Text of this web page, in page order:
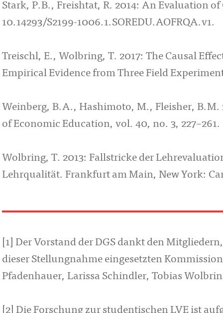
Stark, P.B., Freishtat, R. 2014: An Evaluation
10.14293/S2199-1006.1.SOREDU.AOFRQA.v1.
Treischl, E., Wolbring, T. 2017: The Causal
Empirical Evidence from Three Field
Weinberg, B.A., Hashimoto, M., Fleisher,
of Economic Education, vol. 40, no. 3, 227–261.
Wolbring, T. 2013: Fallstricke der
Lehrqualität. Frankfurt am Main, New York:
[1] Der Vorstand der DGS dankt den
dieser Stellungnahme eingesetzten
Pfadenhauer, Larissa Schindler, Tobias
[2] Die Forschung zur studentischen LVE ist